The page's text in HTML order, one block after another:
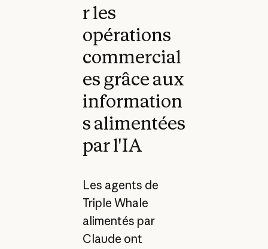
r les
opérations
commercial
es grâce aux
information
s alimentées
par l'IA
Les agents de
Triple Whale
alimentés par
Claude ont